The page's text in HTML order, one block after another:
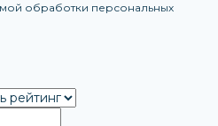
обработки персональных